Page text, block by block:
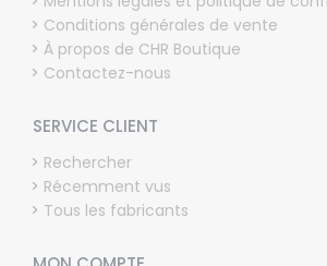
Conditions générales de vente
À propos de CHR Boutique
Contactez-nous
SERVICE CLIENT
Rechercher
Récemment vus
Tous les fabricants